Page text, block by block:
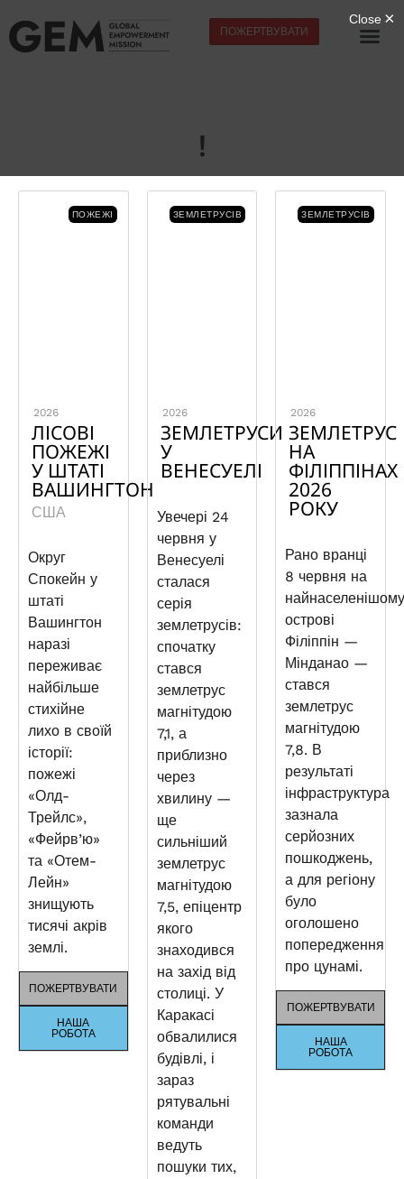
ПОЖЕРТВУВАТИ
!
ПОЖЕЖІ
2026
ЛІСОВІ
ПОЖЕЖІ
У ШТАТІ
ВАШИНГТОН
США
Округ
Спокейн у
штаті
Вашингтон
наразі
переживає
найбільше
стихійне
лихо в своїй
історії:
пожежі
«Олд-
Трейлс»,
«Фейрв’ю»
та «Отем-
Лейн»
знищують
тисячі акрів
землі.
ПОЖЕРТВУВАТИ
НАША
РОБОТА
ЗЕМЛЕТРУСІВ
2026
ЗЕМЛЕТРУСИ
У
ВЕНЕСУЕЛІ
Увечері 24
червня у
Венесуелі
сталася
серія
землетрусів:
спочатку
стався
землетрус
магнітудою
7,1, а
приблизно
через
хвилину —
ще
сильніший
землетрус
магнітудою
7,5, епіцентр
якого
знаходився
на захід від
столиці. У
Каракасі
обвалилися
будівлі, і
зараз
рятувальні
команди
ведуть
пошуки тих,
ЗЕМЛЕТРУСІВ
2026
ЗЕМЛЕТРУС
НА
ФІЛІППІНАХ
2026
РОКУ
Рано вранці
8 червня на
острові
Філіппін —
Мінданао —
стався
землетрус
магнітудою
7,8. В
результаті
інфраструктура
зазнала
серйозних
пошкоджень,
а для регіону
було
оголошено
попередження
про цунамі.
ПОЖЕРТВУВАТИ
НАША
РОБОТА